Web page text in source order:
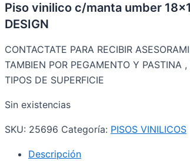
Piso vinilico c/manta umber
DESIGN
CONTACTATE PARA RECIBIR
TAMBIEN POR PEGAMENTO Y PASTINA
TIPOS DE SUPERFICIE
Sin existencias
SKU: 25696 Categoría: PISOS VINILICOS
Descripción